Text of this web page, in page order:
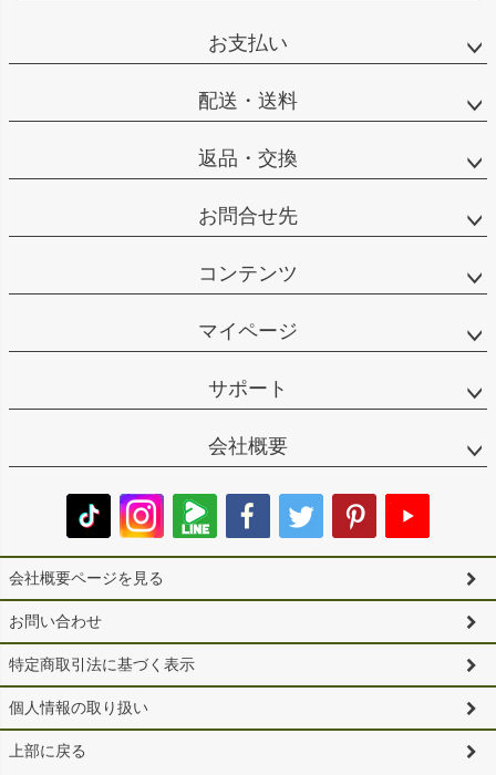
お支払い
配送・送料
返品・交換
お問合せ先
コンテンツ
マイページ
サポート
会社概要
会社概要ページを見る
お問い合わせ
特定商取引法に基づく表示
個人情報の取り扱い
上部に戻る